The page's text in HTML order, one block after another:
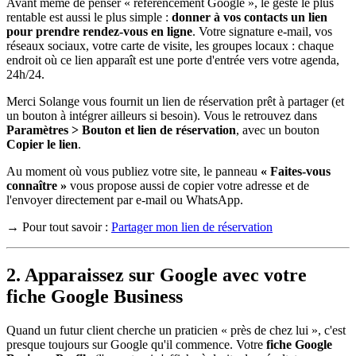
Avant même de penser « référencement Google », le geste le plus
rentable est aussi le plus simple : donner à vos contacts un lien
pour prendre rendez-vous en ligne. Votre signature e-mail, vos
réseaux sociaux, votre carte de visite, les groupes locaux : chaque
endroit où ce lien apparaît est une porte d'entrée vers votre agenda,
24h/24.
Merci Solange vous fournit un lien de réservation prêt à partager (et
un bouton à intégrer ailleurs si besoin). Vous le retrouvez dans
Paramètres > Bouton et lien de réservation, avec un bouton
Copier le lien.
Au moment où vous publiez votre site, le panneau « Faites-vous
connaître » vous propose aussi de copier votre adresse et de
l'envoyer directement par e-mail ou WhatsApp.
→ Pour tout savoir : Partager mon lien de réservation
2. Apparaissez sur Google avec votre
fiche Google Business
Quand un futur client cherche un praticien « près de chez lui », c'est
presque toujours sur Google qu'il commence. Votre fiche Google